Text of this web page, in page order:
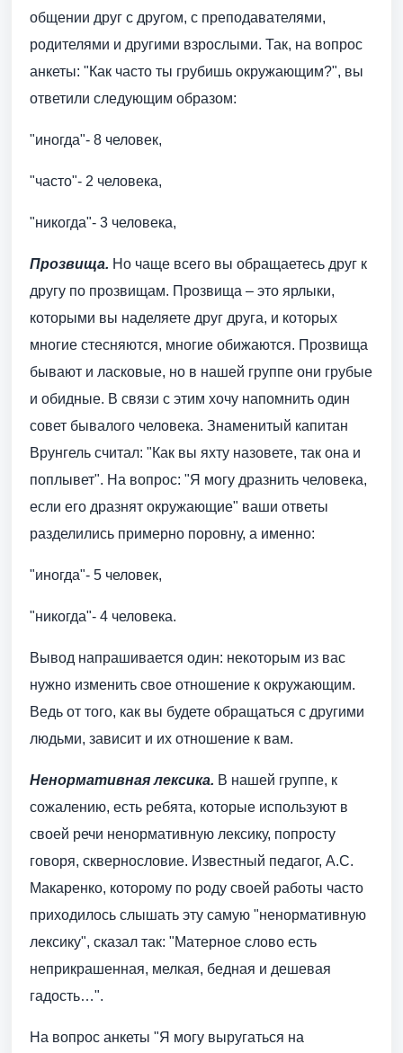
общении друг с другом, с преподавателями,
родителями и другими взрослыми. Так, на вопрос
анкеты: "Как часто ты грубишь окружающим?", вы
ответили следующим образом:
"иногда"- 8 человек,
"часто"- 2 человека,
"никогда"- 3 человека,
Прозвища. Но чаще всего вы обращаетесь друг к
другу по прозвищам. Прозвища – это ярлыки,
которыми вы наделяете друг друга, и которых
многие стесняются, многие обижаются. Прозвища
бывают и ласковые, но в нашей группе они грубые
и обидные. В связи с этим хочу напомнить один
совет бывалого человека. Знаменитый капитан
Врунгель считал: "Как вы яхту назовете, так она и
поплывет". На вопрос: "Я могу дразнить человека,
если его дразнят окружающие" ваши ответы
разделились примерно поровну, а именно:
"иногда"- 5 человек,
"никогда"- 4 человека.
Вывод напрашивается один: некоторым из вас
нужно изменить свое отношение к окружающим.
Ведь от того, как вы будете обращаться с другими
людьми, зависит и их отношение к вам.
Ненормативная лексика. В нашей группе, к
сожалению, есть ребята, которые используют в
своей речи ненормативную лексику, попросту
говоря, сквернословие. Известный педагог, А.С.
Макаренко, которому по роду своей работы часто
приходилось слышать эту самую "ненормативную
лексику", сказал так: "Матерное слово есть
неприкрашенная, мелкая, бедная и дешевая
гадость…".
На вопрос анкеты "Я могу выругаться на